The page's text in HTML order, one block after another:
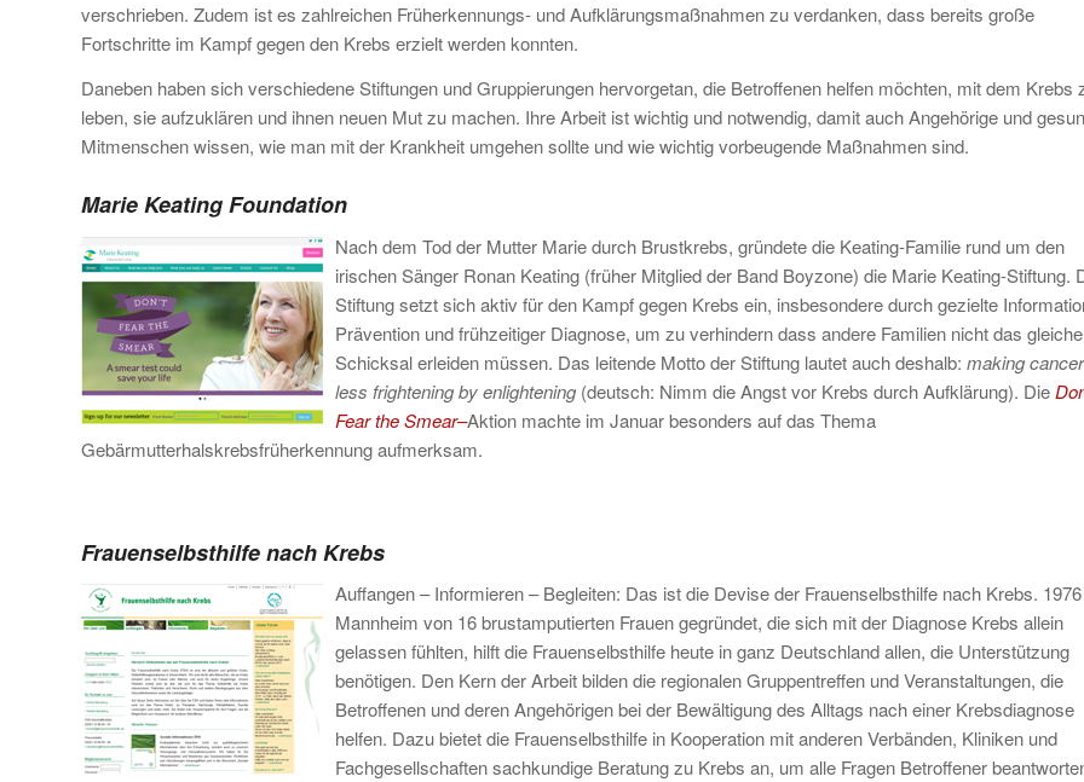
verschrieben. Zudem ist es zahlreichen Früherkennungs- und Aufklärungsmaßnahmen zu verdanken, dass bereits große
Fortschritte im Kampf gegen den Krebs erzielt werden konnten.
Daneben haben sich verschiedene Stiftungen und Gruppierungen hervorgetan, die Betroffenen helfen möchten, mit dem Krebs
leben, sie aufzuklären und ihnen neuen Mut zu machen. Ihre Arbeit ist wichtig und notwendig, damit auch Angehörige und
Mitmenschen wissen, wie man mit der Krankheit umgehen sollte und wie wichtig vorbeugende Maßnahmen sind.
Marie Keating Foundation
Nach dem Tod der Mutter Marie durch Brustkrebs, gründete die Keating-Familie rund um den
irischen Sänger Ronan Keating (früher Mitglied der Band Boyzone) die Marie Keating-Stiftung.
Stiftung setzt sich aktiv für den Kampf gegen Krebs ein, insbesondere durch gezielte
Prävention und frühzeitiger Diagnose, um zu verhindern dass andere Familien nicht das gleiche
Schicksal erleiden müssen. Das leitende Motto der Stiftung lautet auch deshalb: making cancer
less frightening by enlightening (deutsch: Nimm die Angst vor Krebs durch Aufklärung). Die
Fear the Smear–Aktion machte im Januar besonders auf das Thema
Gebärmutterhalskrebsfrüherkennung aufmerksam.
Frauenselbsthilfe nach Krebs
Auffangen – Informieren – Begleiten: Das ist die Devise der Frauenselbsthilfe nach Krebs.
Mannheim von 16 brustamputierten Frauen gegründet, die sich mit der Diagnose Krebs allein
gelassen fühlten, hilft die Frauenselbsthilfe heute in ganz Deutschland allen, die Unterstützung
benötigen. Den Kern der Arbeit bilden die regionalen Gruppentreffen und Veranstaltungen, die
Betroffenen und deren Angehörigen bei der Bewältigung des Alltags nach einer Krebsdiagnose
helfen. Dazu bietet die Frauenselbsthilfe in Kooperation mit anderen Verbänden, Kliniken und
Fachgesellschaften sachkundige Beratung zu Krebs an, um alle Fragen Betroffener